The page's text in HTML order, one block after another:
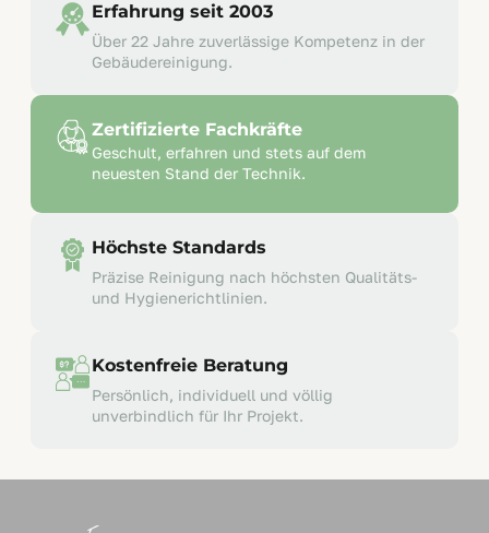
Erfahrung seit 2003
Über 22 Jahre zuverlässige Kompetenz in der
Gebäudereinigung.
Zertifizierte Fachkräfte
Geschult, erfahren und stets auf dem
neuesten Stand der Technik.
Höchste Standards
Präzise Reinigung nach höchsten Qualitäts-
und Hygienerichtlinien.
Kostenfreie Beratung
Persönlich, individuell und völlig
unverbindlich für Ihr Projekt.